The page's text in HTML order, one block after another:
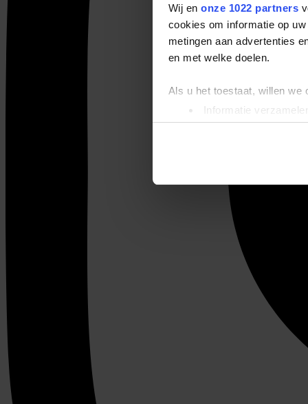
Wij en onze 1022 partners
cookies om informatie op
metingen aan advertenties
en met welke doelen.
Als u het toestaat, willen we
Informatie
Uw apparaat
Lees meer over hoe uw
We gebruiken cookies om
websiteverkeer te
media, adverteren en
verstrekt of die ze hebben